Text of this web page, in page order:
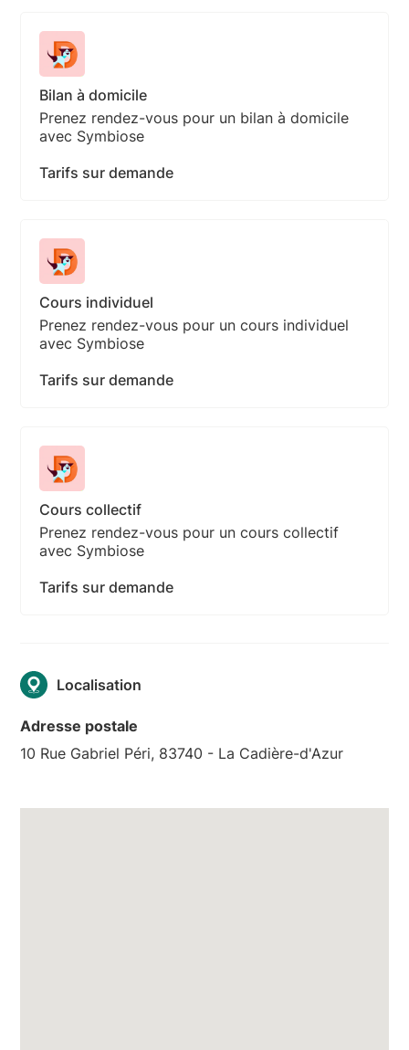
Bilan à domicile
Prenez rendez-vous pour un bilan à domicile
avec Symbiose
Tarifs sur demande
Cours individuel
Prenez rendez-vous pour un cours individuel
avec Symbiose
Tarifs sur demande
Cours collectif
Prenez rendez-vous pour un cours collectif
avec Symbiose
Tarifs sur demande
Localisation
Adresse postale
10 Rue Gabriel Péri, 83740 - La Cadière-d'Azur